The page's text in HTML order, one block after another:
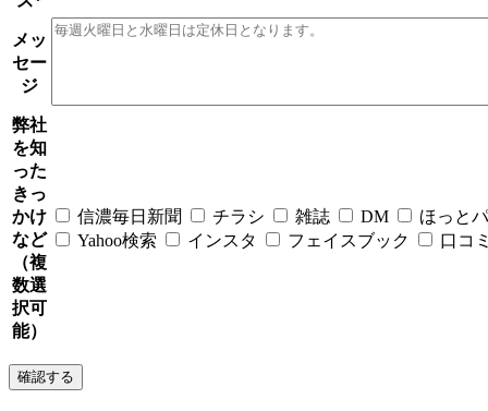
メッ
セー
ジ
弊社
を知
った
きっ
かけ
など
（複
数選
択可
能）
信濃毎日新聞 チラシ 雑誌 DM
ほっと
Yahoo検索
インスタ フェイスブック 口コ